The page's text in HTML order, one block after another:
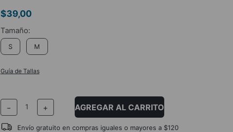
$39,00
S M
Guía de Tallas
＋
－ AGREGAR AL CARRITO
Envío gratuito en compras iguales o mayores a $120